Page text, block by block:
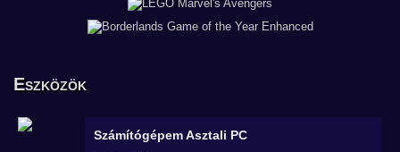
Eszközök
SzámítógépemAsztali PC